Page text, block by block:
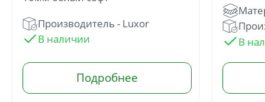
Производитель - Luxor